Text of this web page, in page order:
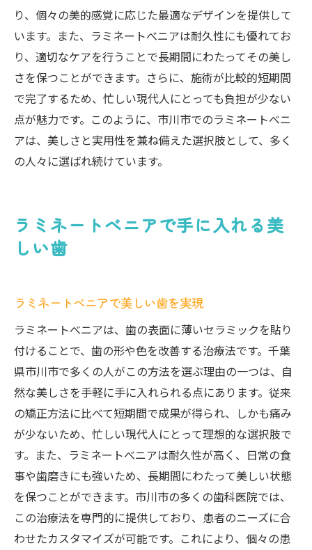
り、個々の美的感覚に応じた最適なデザインを提供して
います。また、ラミネートべニアは耐久性にも優れてお
り、適切なケアを行うことで長期間にわたってその美し
さを保つことができます。さらに、施術が比較的短期間
で完了するため、忙しい現代人にとっても負担が少ない
点が魅力です。このように、市川市でのラミネートべニ
アは、美しさと実用性を兼ね備えた選択肢として、多く
の人々に選ばれ続けています。
ラミネートべニアで手に入れる美
しい歯
ラミネートべニアで美しい歯を実現
ラミネートべニアは、歯の表面に薄いセラミックを貼り
付けることで、歯の形や色を改善する治療法です。千葉
県市川市で多くの人がこの方法を選ぶ理由の一つは、自
然な美しさを手軽に手に入れられる点にあります。従来
の矯正方法に比べて短期間で成果が得られ、しかも痛み
が少ないため、忙しい現代人にとって理想的な選択肢で
す。また、ラミネートべニアは耐久性が高く、日常の食
事や歯磨きにも強いため、長期間にわたって美しい状態
を保つことができます。市川市の多くの歯科医院では、
この治療法を専門的に提供しており、患者のニーズに合
わせたカスタマイズが可能です。これにより、個々の患